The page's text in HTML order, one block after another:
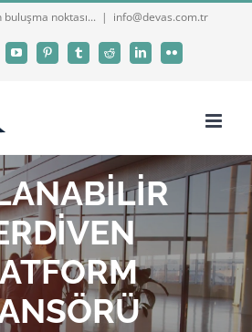
noktası... | info@devas.com.tr
YouTubePinterestTumblrReddit LinkedInFlickr